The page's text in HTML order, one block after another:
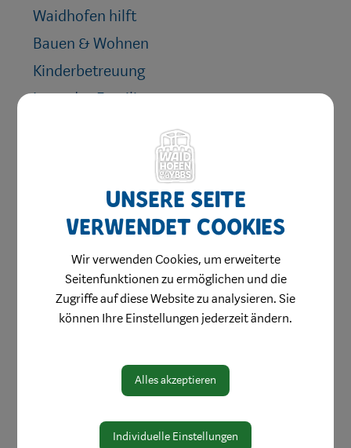
Waidhofen hilft
Bauen & Wohnen
Kinderbetreuung
Jugend & Familie
Heiraten in Waidhofen
Gesundheit & Soziales
Ärzte & Dienstleister
Apothekendienste
Medizinische Einrichtungen
Notfall
Pflege
Gesunde Gemeinde
Friedhofsplan
Unsere Seite
verwendet Cookies
Wir verwenden Cookies, um erweiterte
Seitenfunktionen zu ermöglichen und die
Zugriffe auf diese Website zu analysieren. Sie
können Ihre Einstellungen jederzeit ändern.
Alles akzeptieren
Individuelle Einstellungen